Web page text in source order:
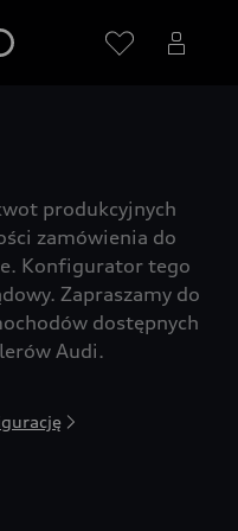
produkcyjnych
zamówienia do
Konfigurator tego
Zapraszamy do
dostępnych
Audi.